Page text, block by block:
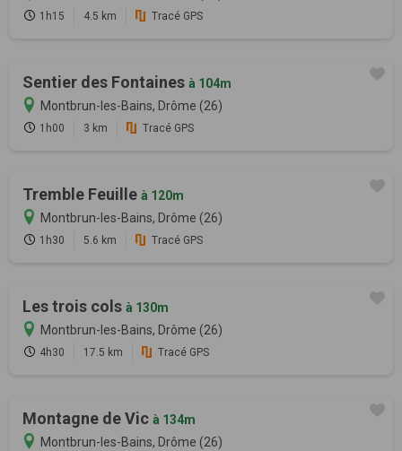
1h15 4.5 km Tracé GPS
Sentier des Fontaines à 104m
Montbrun-les-Bains, Drôme (26)
1h00 3 km Tracé GPS
Tremble Feuille à 120m
Montbrun-les-Bains, Drôme (26)
1h30 5.6 km Tracé GPS
Les trois cols à 130m
Montbrun-les-Bains, Drôme (26)
4h30 17.5 km Tracé GPS
Montagne de Vic à 134m
Montbrun-les-Bains, Drôme (26)